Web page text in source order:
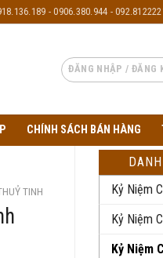
- 0906.380.944 -
ĐĂNG NHẬP / ĐĂNG
CHÍNH SÁCH BÁN HÀNG
Kỷ Niệm
Kỷ Niệm
Kỷ Niệm
TINH